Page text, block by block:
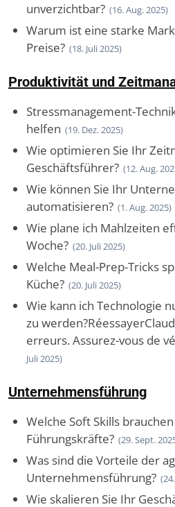
unverzichtbar? (16. Aug. 2025)
Warum ist eine starke
Preise? (18. Juli 2025)
Produktivität und
Stressmanagement-
helfen (19. Dez. 2025)
Wie optimieren Sie Ihr
Geschäftsführer? (12. Aug.
Wie können Sie Ihr
automatisieren? (1. Aug. 2025)
Wie plane ich Mahlzeiten
Woche? (20. Juli 2025)
Welche Meal-Prep-Tricks
Küche? (20. Juli 2025)
Wie kann ich Technologie
zu
erreurs. Assurez-vous de
Juli 2025)
Unternehmensführung
Welche Soft Skills
Führungskräfte? (29. Sept.
Was sind die Vorteile der
Unternehmensführung?
Wie skalieren Sie Ihr